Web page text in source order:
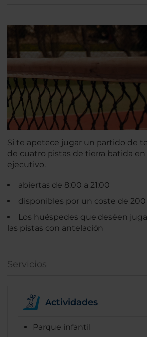
Si te apetece jugar un partido de
de cuatro pistas de tierra batida
ejecutivo.
abiertas de 8:00 a 21:00
disponibles por un coste de 200
Los huéspedes que deséen
las pistas con antelación
Servicios
Actividades
Parque infantil